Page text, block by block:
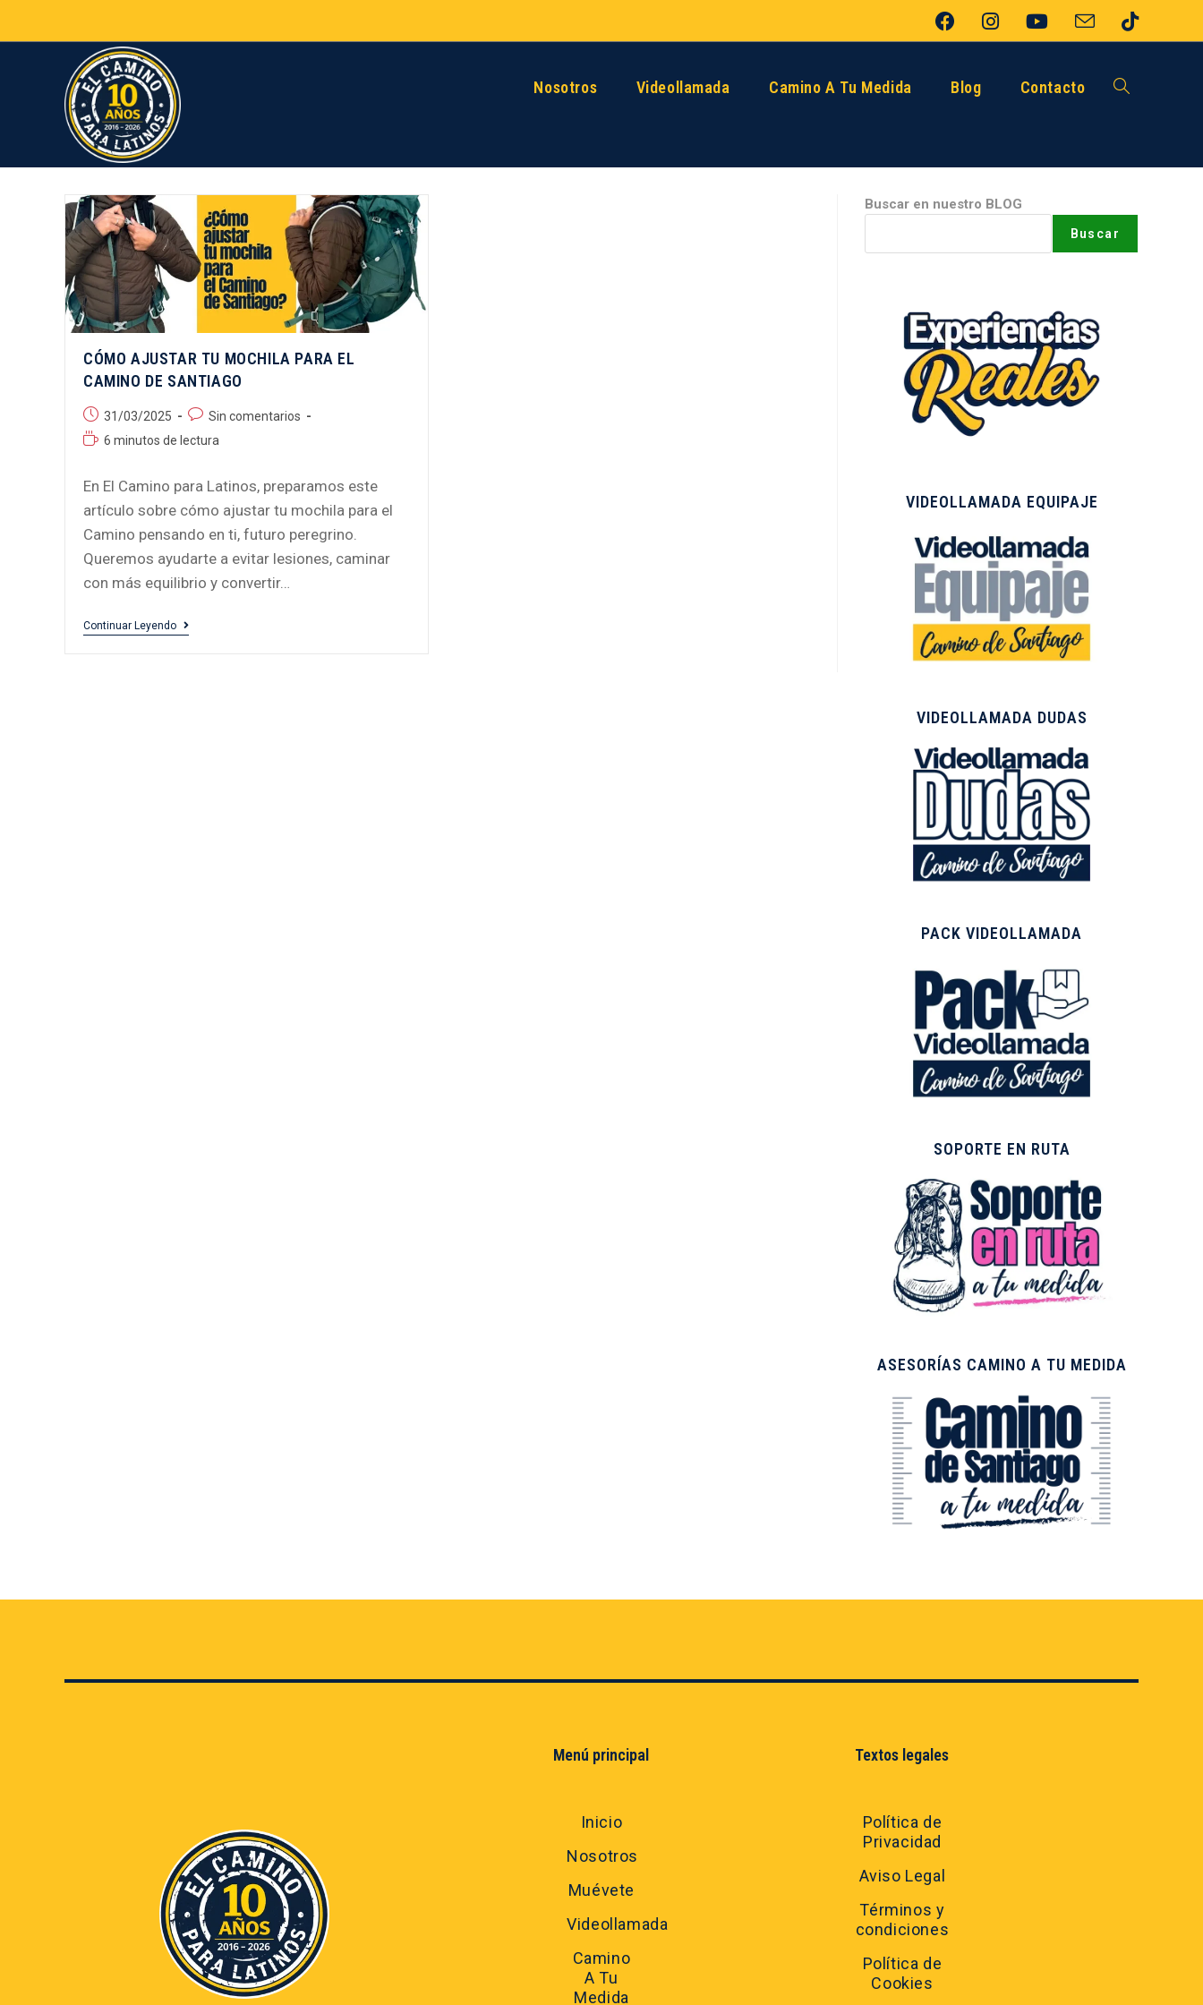
Nosotros Videollamada Camino A Tu Medida Blog Contacto
CÓMO AJUSTAR TU MOCHILA PARA EL
CAMINO DE SANTIAGO
31/03/2025
Sin comentarios
6 minutos de lectura
En El Camino para Latinos, preparamos este
artículo sobre cómo ajustar tu mochila para el
Camino pensando en ti, futuro peregrino.
Queremos ayudarte a evitar lesiones, caminar
con más equilibrio y convertir…
Continuar Leyendo
Buscar en nuestro BLOG
Buscar
VIDEOLLAMADA EQUIPAJE
VIDEOLLAMADA DUDAS
PACK VIDEOLLAMADA
SOPORTE EN RUTA
ASESORÍAS CAMINO A TU MEDIDA
Menú principal
Inicio
Nosotros
Muévete
Videollamada
Camino
A Tu
Medida
Textos legales
Política de
Privacidad
Aviso Legal
Términos y
condiciones
Política de
Cookies